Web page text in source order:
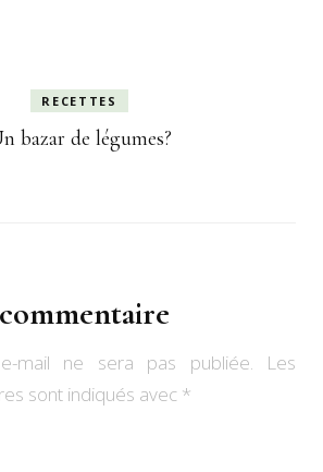
RECETTES
bazar de légumes?
mail ne sera pas publiée.
Les
sont indiqués avec *